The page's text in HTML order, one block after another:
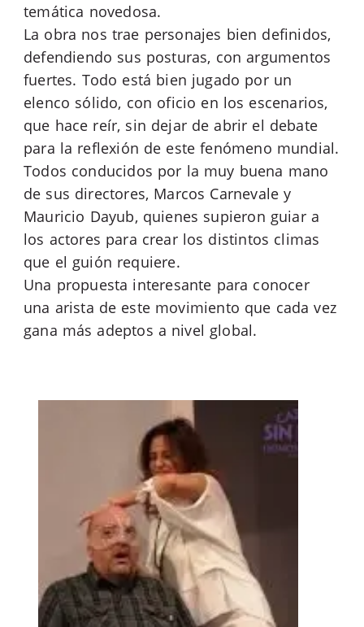
temática novedosa.
La obra nos trae personajes bien definidos,
defendiendo sus posturas, con argumentos
fuertes. Todo está bien jugado por un
elenco sólido, con oficio en los escenarios,
que hace reír, sin dejar de abrir el debate
para la reflexión de este fenómeno mundial.
Todos conducidos por la muy buena mano
de sus directores, Marcos Carnevale y
Mauricio Dayub, quienes supieron guiar a
los actores para crear los distintos climas
que el guión requiere.
Una propuesta interesante para conocer
una arista de este movimiento que cada vez
gana más adeptos a nivel global.